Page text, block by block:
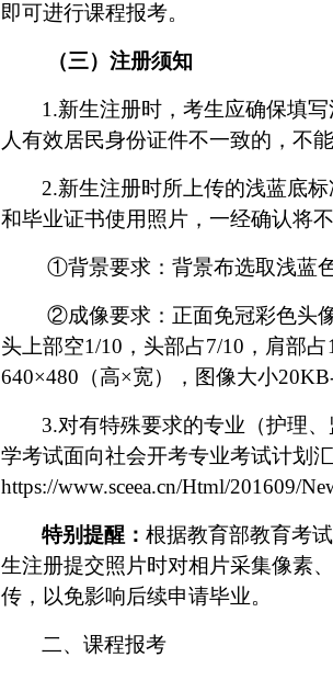
即可进行课程报考。
（三）注册须知
1.新生注册时，考生应确保填
人有效居民身份证件不一致的，不
2.新生注册时所上传的浅蓝底
和毕业证书使用照片，一经确认将
①背景要求：背景布选取浅蓝
②成像要求：正面免冠彩色头
头上部空1/10，头部占7/10，肩部
640×480（高×宽），图像大小
3.对有特殊要求的专业（护理
学考试面向社会开考专业考试计划
https://www.sceea.cn/Html/201609/
特别提醒： 根据教育部教育考
生注册提交照片时对相片采集像素
传，以免影响后续申请毕业。
二、 课程报考